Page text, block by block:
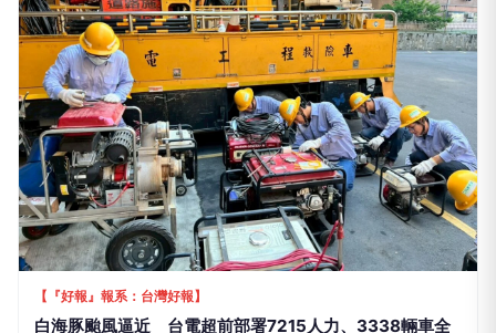
圖/石慶豐局長致詞
海洋局長石慶豐表示，前鎮漁港為我國重要的遠洋漁
港，每年5月中旬起魷魚漁船陸續返港整補，外籍船
員也隨船返港。為落實市府對外籍船員的照顧及勞動
人權保障，海洋局結合市府毒防局辦理毒品防制課
程，並邀請漁業署、移民署、海巡署及市府團隊，配